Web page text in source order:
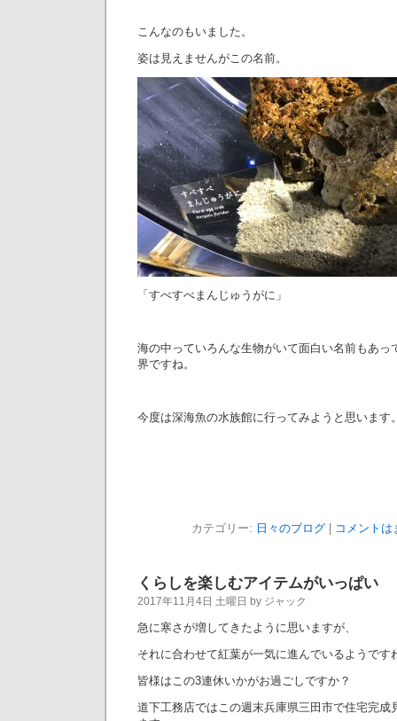
こんなのもいました。
姿は見えませんがこの名前。
「すべすべまんじゅうがに」
海の中っていろんな生物がいて面白い名前もあっ
界ですね。
今度は深海魚の水族館に行ってみようと思います
カテゴリー: 日々のブログ| コメントは
くらしを楽しむアイテムがいっぱい
2017年11月4日 土曜日 by ジャック
急に寒さが増してきたように思いますが、
それに合わせて紅葉が一気に進んでいるようです
皆様はこの3連休いかがお過ごしですか？
道下工務店ではこの週末兵庫県三田市で住宅完成